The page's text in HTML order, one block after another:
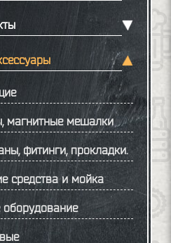
магнитные мешалки
фитинги, прокладки.
средства и мойка
оборудование